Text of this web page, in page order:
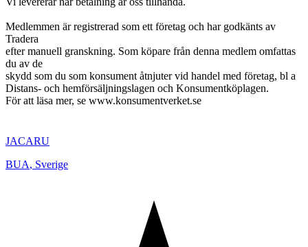
Medlemmen är registrerad som ett företag och har godkänts av
Tradera
efter manuell granskning. Som köpare från denna medlem omfattas
du av de
skydd som du som konsument åtnjuter vid handel med företag, bl a
Distans- och hemförsäljningslagen och Konsumentköplagen.
För att läsa mer, se www.konsumentverket.se
JACARU
BUA, Sverige